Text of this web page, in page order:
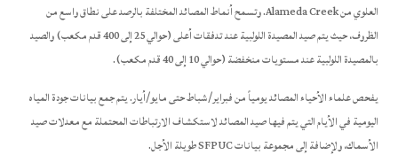
العلوي من Alameda Creek. وتسمح أنماط المصائد المختلفة بالرصد على نطاق واسع من
الظروف، حيث يتم صيد المصيدة اللولبية عند تدفقات أعلى (حوالي 25 إلى 400 قدم مكعب) والصيد
بالمصيدة اللولبية عند مستويات منخفضة (حوالي 10 إلى 40 قدم مكعب).
يفحص علماء الأحياء المصائد يومياً من فبراير/شباط حتى مايو/أيار. يتم جمع بيانات جودة المياه
اليومية في الأيام التي يتم فيها صيد المصائد لاستكشاف الارتباطات المحتملة مع معدلات صيد
الأسماك، ولإضافة إلى مجموعة بيانات SFPUC طويلة الأجل.